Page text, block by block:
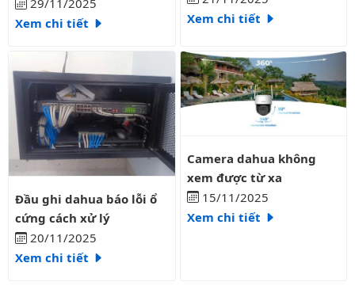
29/11/2025
Xem chi tiết
Xem chi tiết
Đầu ghi dahua báo lỗi ổ cứng cách xử lý
Đầu ghi dahua báo lỗi ổ
cứng cách xử lý
20/11/2025
Xem chi tiết
Camera dahua không xem
Camera dahua không
xem được từ xa
15/11/2025
Xem chi tiết